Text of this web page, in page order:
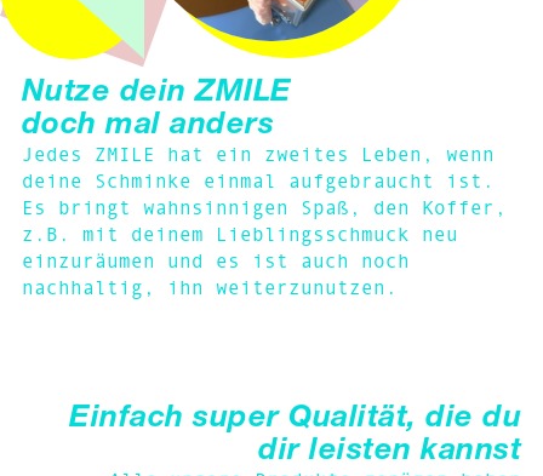
Nutze dein ZMILE
doch mal anders
Jedes ZMILE hat ein zweites Leben, wenn
deine Schminke einmal aufgebraucht ist.
Es bringt wahnsinnigen Spaß, den Koffer,
z.B. mit deinem Lieblingsschmuck neu
einzuräumen und es ist auch noch
nachhaltig, ihn weiterzunutzen.
Einfach super Qualität, die du
dir leisten kannst